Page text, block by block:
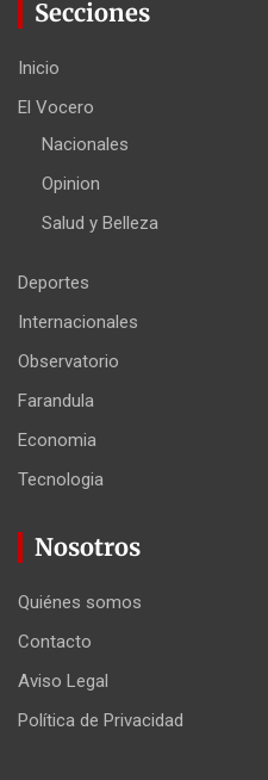
Secciones
Inicio
El Vocero
Nacionales
Opinion
Salud y Belleza
Deportes
Internacionales
Observatorio
Farandula
Economia
Tecnologia
Nosotros
Quiénes somos
Contacto
Aviso Legal
Política de Privacidad